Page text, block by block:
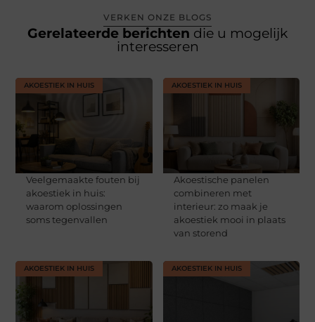
VERKEN ONZE BLOGS
Gerelateerde berichten die u mogelijk
interesseren
AKOESTIEK IN HUIS
Veelgemaakte fouten bij
akoestiek in huis:
waarom oplossingen
soms tegenvallen
AKOESTIEK IN HUIS
Akoestische panelen
combineren met
interieur: zo maak je
akoestiek mooi in plaats
van storend
AKOESTIEK IN HUIS AKOESTIEK IN HUIS